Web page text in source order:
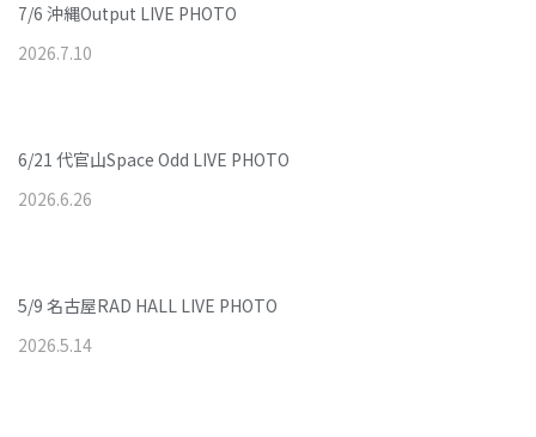
7/6 沖縄Output LIVE PHOTO
2026.7.10
6/21 代官山Space Odd LIVE PHOTO
2026.6.26
5/9 名古屋RAD HALL LIVE PHOTO
2026.5.14